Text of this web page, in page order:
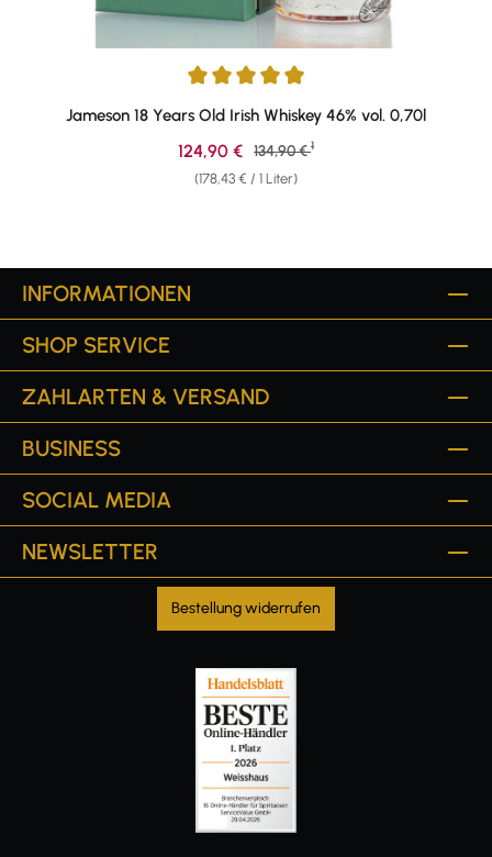
Durchschnittliche Bewertung von 4.91 von 5 Sternen
Jameson 18 Years Old Irish Whiskey 46% vol. 0,70l
(178,43 € / 1 Liter)
Verkaufspreis:
124,90 € Regulärer Preis:
134,90 € 1
INFORMATIONEN
SHOP SERVICE
ZAHLARTEN & VERSAND
BUSINESS
SOCIAL MEDIA
NEWSLETTER
Bestellung widerrufen